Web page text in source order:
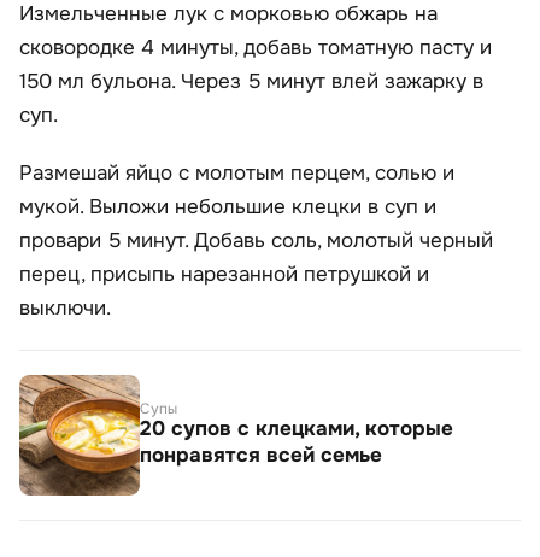
Измельченные лук с морковью обжарь на
сковородке 4 минуты, добавь томатную пасту и
150 мл бульона. Через 5 минут влей зажарку в
суп.
Размешай яйцо с молотым перцем, солью и
мукой. Выложи небольшие клецки в суп и
провари 5 минут. Добавь соль, молотый черный
перец, присыпь нарезанной петрушкой и
выключи.
Супы
20 супов с клецками, которые
понравятся всей семье